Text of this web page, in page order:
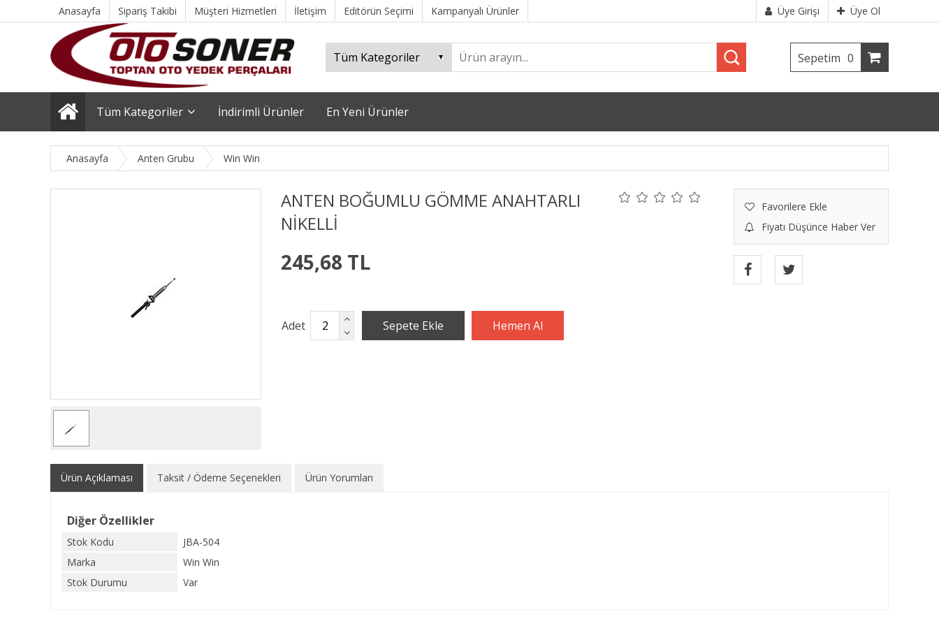
Anasayfa Sipariş Takibi Müşteri Hizmetleri İletişim Editörün Seçimi Kampanyalı Ürünler Üye Girişi Üye Ol
Sepetim 0
Tüm Kategoriler İndirimli Ürünler En Yeni Ürünler
Anasayfa Anten Grubu Win Win
ANTEN BOĞUMLU GÖMME ANAHTARLI
NİKELLİ
Favorilere Ekle
Fiyatı Düşünce Haber Ver
245,68 TL
Adet
Ürün Açıklaması Taksit / Ödeme Seçenekleri Ürün Yorumları
Diğer Özellikler
Stok Kodu
JBA-504
Marka
Win Win
Stok Durumu
Var